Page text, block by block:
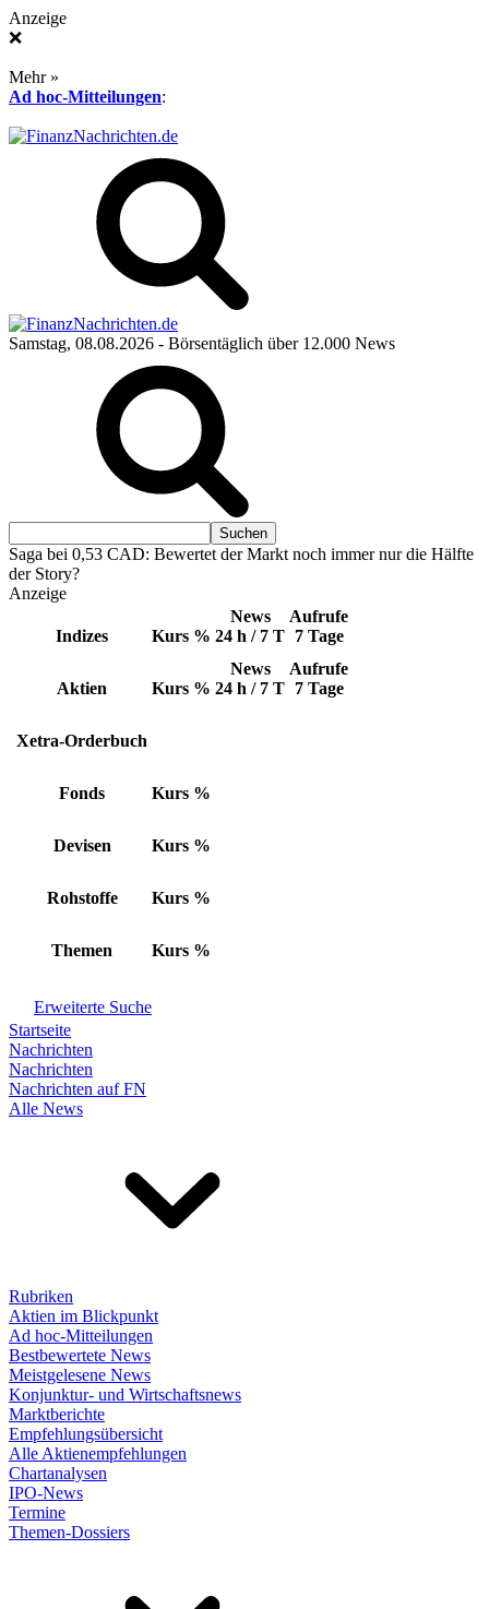
Anzeige
❌
Mehr »
Ad hoc-Mitteilungen:
Samstag, 08.08.2026 - Börsentäglich über 12.000 News
Saga bei 0,53 CAD: Bewertet der Markt noch immer nur die Hälfte
der Story?
Anzeige
Indizes Kurs %
News
24 h / 7 T
Aufrufe
7 Tage
Aktien Kurs %
News
24 h / 7 T
Aufrufe
7 Tage
Xetra-Orderbuch
Fonds Kurs %
Devisen Kurs %
Rohstoffe Kurs %
Themen Kurs %
Erweiterte Suche
Startseite
Nachrichten
Nachrichten
Nachrichten auf FN
Alle News
Rubriken
Aktien im Blickpunkt
Ad hoc-Mitteilungen
Bestbewertete News
Meistgelesene News
Konjunktur- und Wirtschaftsnews
Marktberichte
Empfehlungsübersicht
Alle Aktienempfehlungen
Chartanalysen
IPO-News
Termine
Themen-Dossiers